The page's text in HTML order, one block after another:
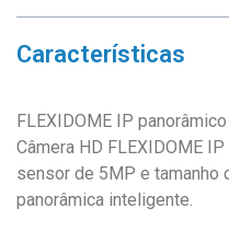
Características
FLEXIDOME IP
Câmera HD FLEXIDOME
sensor de 5MP e tamanho
panorâmica inteligente.